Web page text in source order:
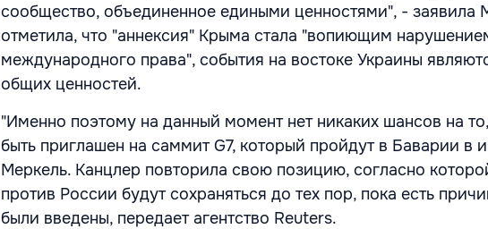
сообщество, объединенное едиными ценностями", - заявила
отметила, что "аннексия" Крыма стала "вопиющим
международного права", события на востоке Украины
общих ценностей.
"Именно поэтому на данный момент нет никаких шансов на
быть приглашен на саммит G7, который пройдут в Баварии в
Меркель. Канцлер повторила свою позицию, согласно
против России будут сохраняться до тех пор, пока есть
были введены, передает агентство Reuters.